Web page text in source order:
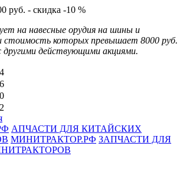
руб. - скидка -10 %
на навесные орудия на шины и
стоимость которых превышает 8000 руб.
другими действующими акциями.
АПЧАСТИ ДЛЯ КИТАЙСКИХ
МИНИТРАКТОР.РФ ЗАПЧАСТИ ДЛЯ